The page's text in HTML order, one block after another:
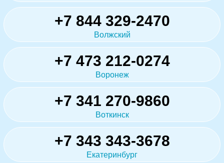
+7 844 329-2470
Волжский
+7 473 212-0274
Воронеж
+7 341 270-9860
Воткинск
+7 343 343-3678
Екатеринбург